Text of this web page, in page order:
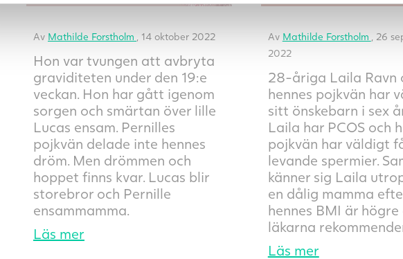
Av Mathilde Forstholm , 14 oktober 2022
Hon var tvungen att avbryta
graviditeten under den 19:e
veckan. Hon har gått igenom
sorgen och smärtan över lille
Lucas ensam. Pernilles
pojkvän delade inte hennes
dröm. Men drömmen och
hoppet finns kvar. Lucas blir
storebror och Pernille
ensammamma.
Läs mer
Av Mathilde Forstholm
, 26
2022
28-åriga Laila Ravn
hennes pojkvän har
sitt önskebarn i sex
Laila har PCOS och
pojkvän har väldigt
levande spermier.
känner sig Laila
en dålig mamma
hennes BMI är högre
läkarna
Läs mer